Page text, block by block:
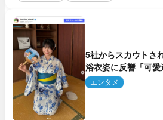
5社からスカウトさ
浴衣姿に反響「可愛
エンタメ